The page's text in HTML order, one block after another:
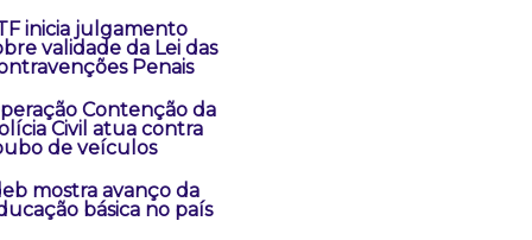
inicia julgamento
validade da Lei das
Penais
Contenção da
Civil atua contra
de veículos
mostra avanço da
básica no país